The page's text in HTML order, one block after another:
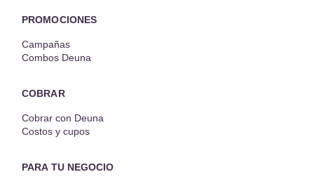
PROMOCIONES
Campañas
Combos Deuna
COBRAR
Cobrar con Deuna
Costos y cupos
PARA TU NEGOCIO